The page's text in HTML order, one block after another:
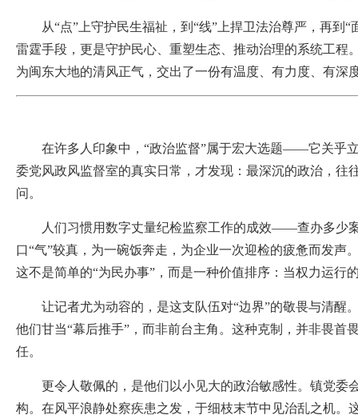
从“点”上守护民生福祉，到“线”上捍卫法治尊严，再到“
雷霆手段，更是守护民心、重塑生态、推动治理的系统工
为闽东大地的清风正气，交出了一份有温度、有力度、有深
在许多人印象中，“政治监督”属于宏大选题——它关乎立
委党风政风监督室的真实日常，才发现：最深沉的政治，
问。
人们习惯用数字丈量纪检监察工作的成效——查办多少案
口“气”较真，为一碗饭奔走，为企业一次迎检的疲惫而发
这不是简单的“为民办事”，而是一种价值排序：当权力运行
让记者尤为动容的，是这支队伍对“边界”的敬畏与清醒
他们甘当“幕后推手”，而非前台主角。这种克制，并非畏
任。
更令人敬佩的，是他们以小见大的政治敏感性。镇党委
构。在风平浪静处察疾患之发，于细枝末节中见治乱之机